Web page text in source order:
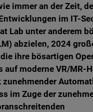
immer an der Zeit,
im IT-
Lab unter anderem
abzielen, 2024
ihre bösartigen
moderne VR/MR-
zunehmender
im Zuge der